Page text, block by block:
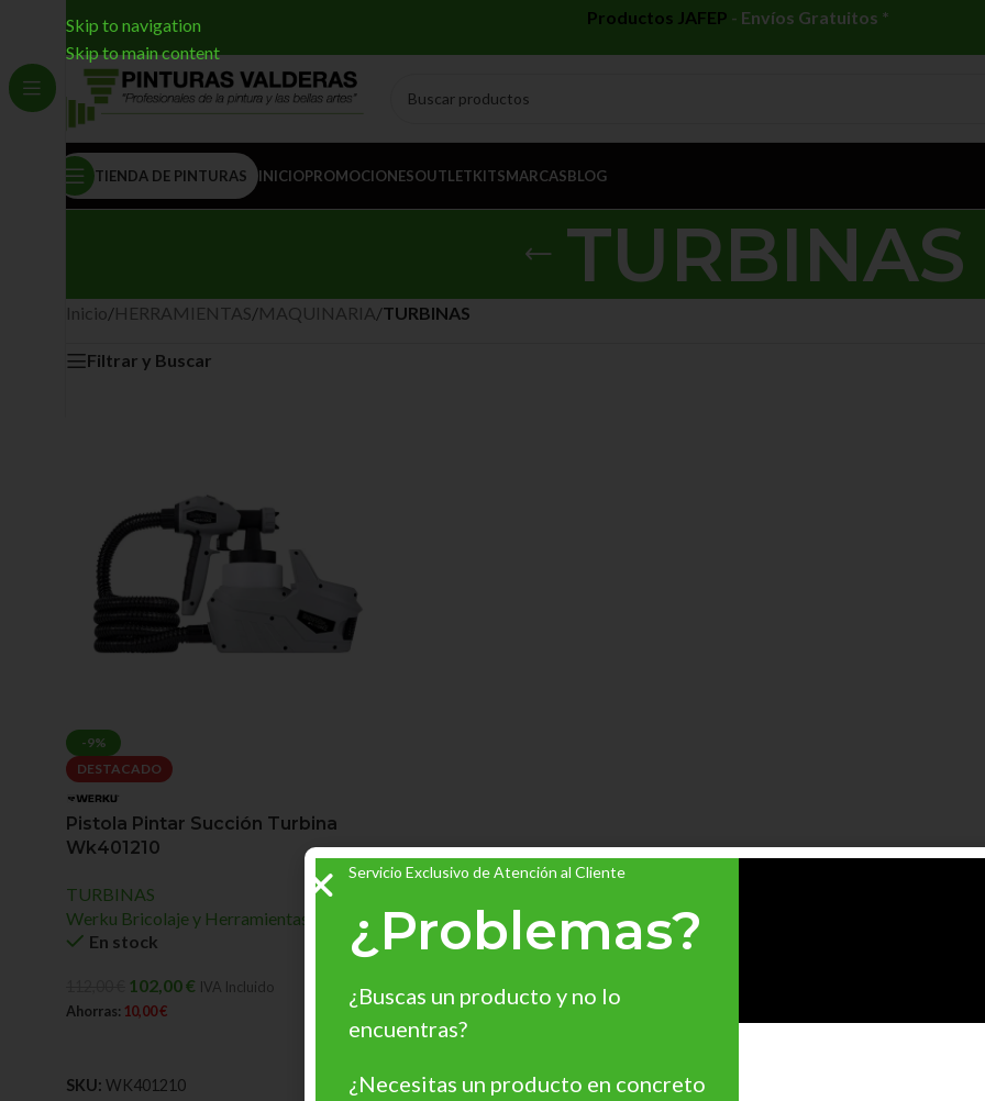
Skip to navigation
Skip to main content
Productos JAFEP - Envíos Gratuitos *
TIENDA DE PINTURAS INICIOPROMOCIONESOUTLETKITSMARCASBLOG
TURBINAS
Inicio/HERRAMIENTAS/MAQUINARIA/TURBINAS
Filtrar y Buscar
-9%
DESTACADO
Pistola Pintar Succión Turbina
Wk401210
TURBINAS
Werku Bricolaje y Herramientas
En stock
102,00€ IVA Incluido
Ahorras: 10,00€
SKU: WK401210
Servicio Exclusivo de Atención al Cliente
¿Problemas?
¿Buscas un producto y no lo
encuentras?
¿Necesitas un producto en concreto